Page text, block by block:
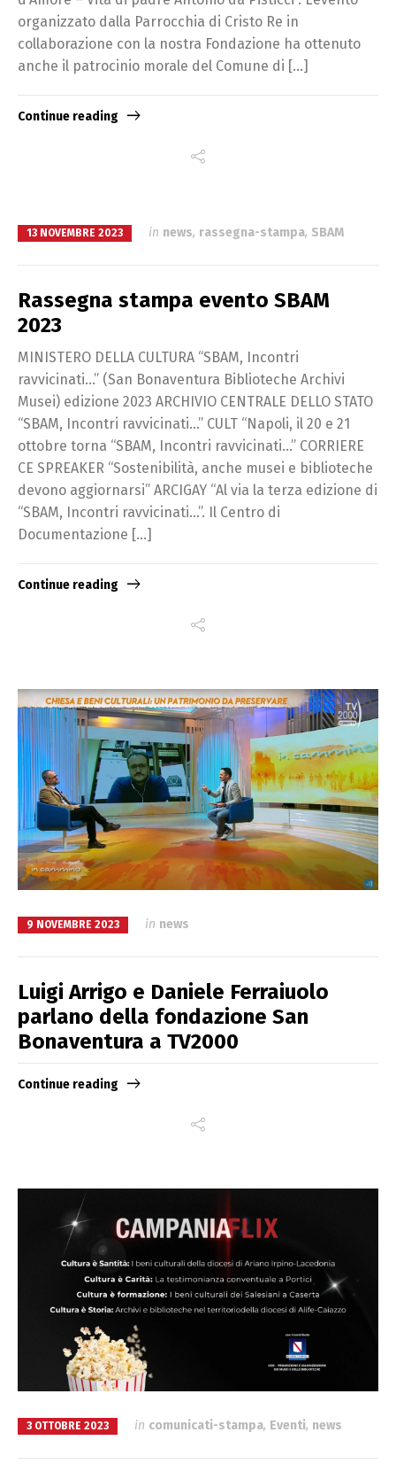
organizzato dalla Parrocchia di Cristo Re in
collaborazione con la nostra Fondazione ha ottenuto
anche il patrocinio morale del Comune di […]
Continue reading
13 NOVEMBRE 2023 in news, rassegna-stampa, SBAM
Rassegna stampa evento SBAM
2023
MINISTERO DELLA CULTURA “SBAM, Incontri
ravvicinati…” (San Bonaventura Biblioteche Archivi
Musei) edizione 2023 ARCHIVIO CENTRALE DELLO STATO
“SBAM, Incontri ravvicinati…” CULT “Napoli, il 20 e 21
ottobre torna “SBAM, Incontri ravvicinati…” CORRIERE
CE SPREAKER “Sostenibilità, anche musei e biblioteche
devono aggiornarsi” ARCIGAY “Al via la terza edizione di
“SBAM, Incontri ravvicinati…”. Il Centro di
Documentazione […]
Continue reading
9 NOVEMBRE 2023 in news
Luigi Arrigo e Daniele Ferraiuolo
parlano della fondazione San
Bonaventura a TV2000
Continue reading
3 OTTOBRE 2023 in comunicati-stampa, Eventi, news